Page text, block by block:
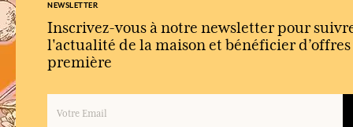
NEWSLETTER
Inscrivez-vous à notre newsletter pour
l'actualité de la maison et bénéficier
première